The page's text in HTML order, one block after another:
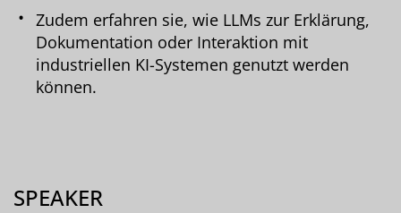
Zudem erfahren sie, wie LLMs zur Erklärung,
Dokumentation oder Interaktion mit
industriellen KI-Systemen genutzt werden
können.
SPEAKER